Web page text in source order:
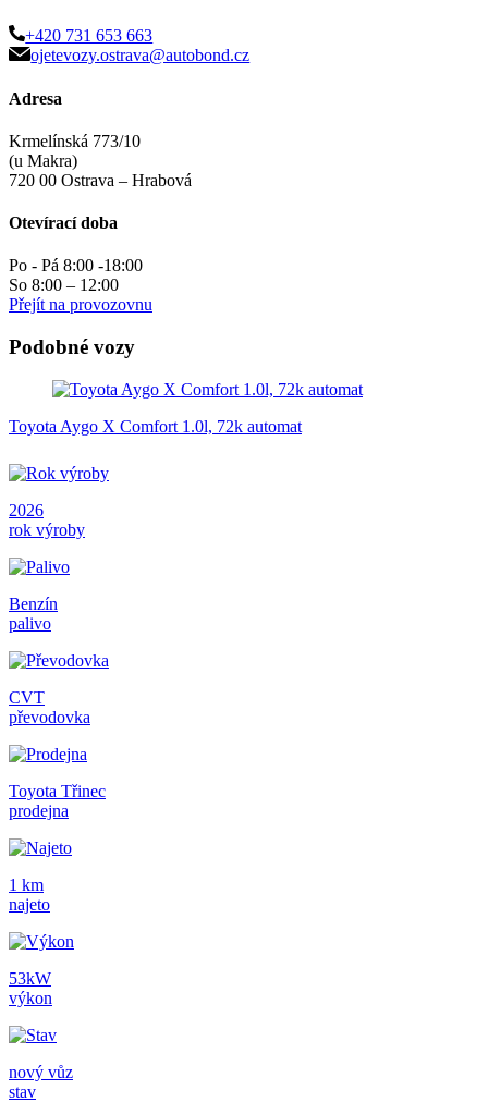
+420 731 653 663
ojetevozy.ostrava@autobond.cz
Adresa
Krmelínská 773/10
(u Makra)
720 00 Ostrava – Hrabová
Otevírací doba
Po - Pá 8:00 -18:00
So 8:00 – 12:00
Přejít na provozovnu
Podobné vozy
Toyota Aygo X Comfort 1.0l, 72k automat
2026
rok výroby
Benzín
palivo
CVT
převodovka
Toyota Třinec
prodejna
1 km
najeto
53kW
výkon
nový vůz
stav